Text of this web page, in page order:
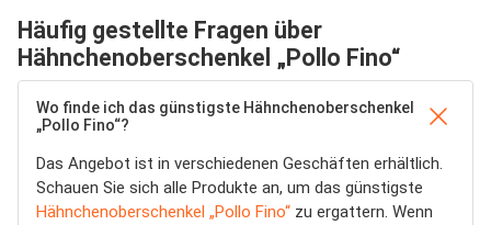
Häufig gestellte Fragen über
Hähnchenoberschenkel „Pollo Fino“
Wo finde ich das günstigste Hähnchenoberschenkel
„Pollo Fino“?
Das Angebot ist in verschiedenen Geschäften erhältlich.
Schauen Sie sich alle Produkte an, um das günstigste
Hähnchenoberschenkel „Pollo Fino“ zu ergattern. Wenn